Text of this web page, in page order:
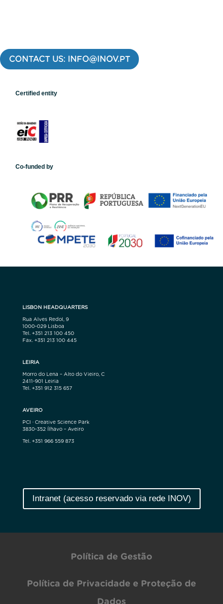
CONTACT US: INFO@INOV.PT
Certified entity
Co-funded by
LISBON HEADQUARTERS
Rua Alves Redol, 9
1000-029 Lisboa
Tel. +351 213 100 450
Fax. +351 213 100 445
LEIRIA
Morro do Lena – Alto do Vieiro, C
2411-901 Leiria
Tel. +351 912 315 657
AVEIRO
PCI · Creative Science Park
3830-352 Ílhavo – Aveiro
Tel. +351 966 559 873
Intranet (acesso reservado via rede INOV)
Política de Gestão
Política de Privacidade e Proteção de
Dados